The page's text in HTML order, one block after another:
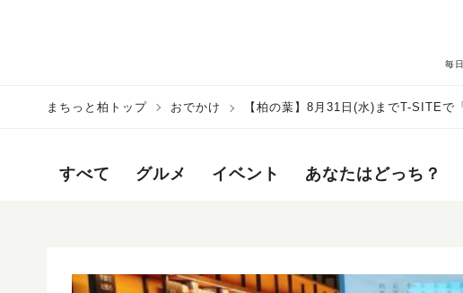
毎
まちっと柏トップ おでかけ
【柏の葉】8月31日(水)までT-SITE
すべて グルメ イベント あなたはどっち？